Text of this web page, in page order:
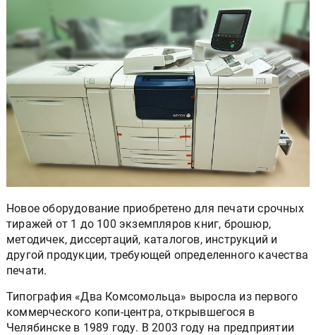
Новое оборудование приобретено для печати срочных
тиражей от 1 до 100 экземпляров книг, брошюр,
методичек, диссертаций, каталогов, инструкций и
другой продукции, требующей определенного качества
печати.
Типография «Два Комсомольца» выросла из первого
коммерческого копи-центра, открывшегося в
Челябинске в 1989 году. В 2003 году на предприятии